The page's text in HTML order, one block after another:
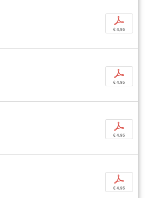
p
€ 4,95
p
€ 4,95
p
€ 4,95
p
€ 4,95